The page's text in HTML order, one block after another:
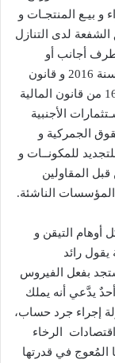
شـراء و بيـع المنتجـات و
الشفعة لدى التنازل
أجانب أو
لصالحهم و الذي كرسه قانون ترقية الاستثمار لسنة 2016 و قانون
المالية التكميلي ل 2010 كما تقرر إلغاء المادة 16 من قانون المالية
الاسـتثمارات الأجنبية
الجمركية و
للمكونــات و
قبل المقاولين
المؤسسات الناشئة.
أوهام التيقن و
يقول رائد
بفعل الفيروس
يدَّعي أنه يملك
إجراء جرد حساب،
الرخاء
المُعوج في قدرتها